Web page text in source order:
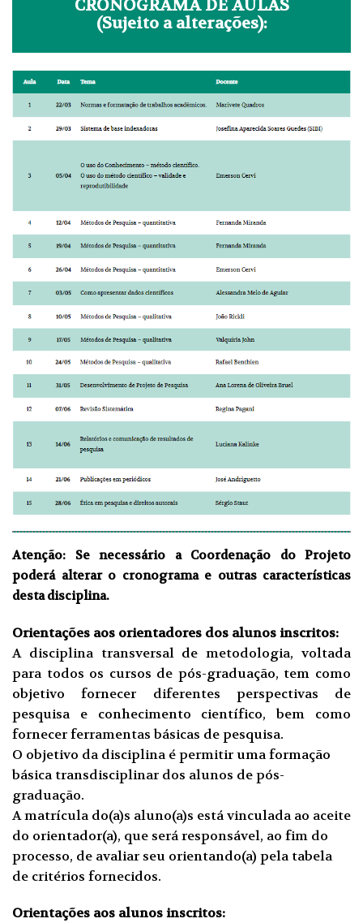
CRONOGRAMA DE AULAS
(Sujeito a alterações):
Atenção: Se necessário a Coordenação do Projeto
poderá alterar o cronograma e outras características
desta disciplina.
Orientações aos orientadores dos alunos inscritos:
A disciplina transversal de metodologia, voltada
para todos os cursos de pós-graduação, tem como
objetivo fornecer diferentes perspectivas de
pesquisa e conhecimento científico, bem como
fornecer ferramentas básicas de pesquisa.
O objetivo da disciplina é permitir uma formação
básica transdisciplinar dos alunos de pós-
graduação.
A matrícula do(a)s aluno(a)s está vinculada ao aceite
do orientador(a), que será responsável, ao fim do
processo, de avaliar seu orientando(a) pela tabela
de critérios fornecidos.
Orientações aos alunos inscritos: